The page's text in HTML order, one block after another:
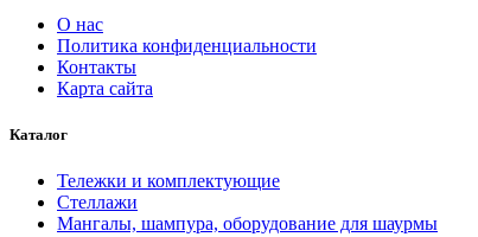
О нас
Политика конфиденциальности
Контакты
Карта сайта
Каталог
Тележки и комплектующие
Стеллажи
Мангалы, шампура, оборудование для шаурмы